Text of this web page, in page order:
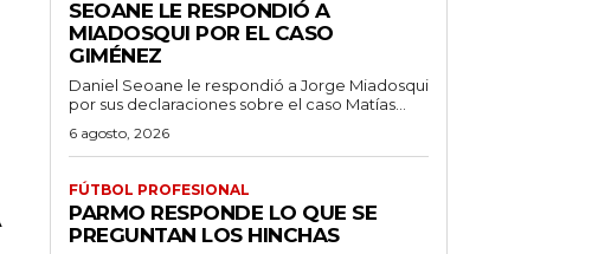
SEOANE LE RESPONDIÓ A
MIADOSQUI POR EL CASO
GIMÉNEZ
Daniel Seoane le respondió a Jorge Miadosqui
por sus declaraciones sobre el caso Matías...
6 agosto, 2026
FÚTBOL PROFESIONAL
PARMO RESPONDE LO QUE SE
PREGUNTAN LOS HINCHAS